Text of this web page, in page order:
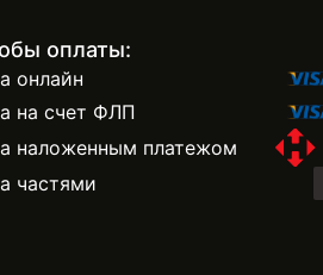
оплаты:
онлайн
на счет ФЛП
наложенным платежом
частями